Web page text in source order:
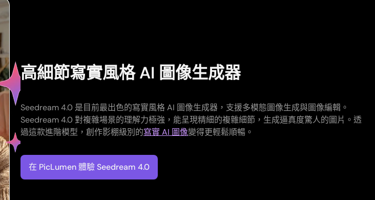
高細節寫實風格 AI 圖像生成器
Seedream 4.0 是目前最出色的寫實風格 AI 圖像生成器，支援多模態圖像生成與圖像編輯。
Seedream 4.0 對複雜場景的理解力極強，能呈現精細的複雜細節，生成逼真度驚人的圖片。透
過這款進階模型，創作影棚級別的寫實 AI 圖像變得更輕鬆順暢。
在 PicLumen 體驗 Seedream 4.0